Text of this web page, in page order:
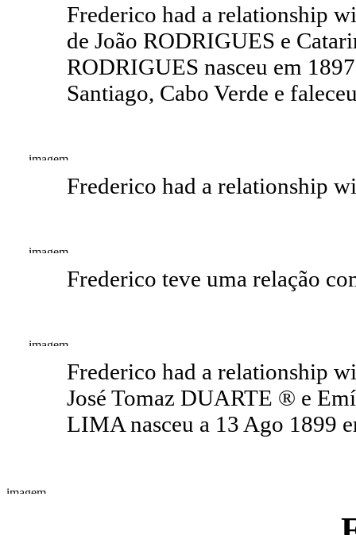
Frederico had a relationship
de João RODRIGUES e
RODRIGUES nasceu em
Santiago, Cabo Verde e
Frederico had a relationship
Frederico teve uma relação
Frederico had a relationship
José Tomaz DUARTE ® e
LIMA nasceu a 13 Ago 1899